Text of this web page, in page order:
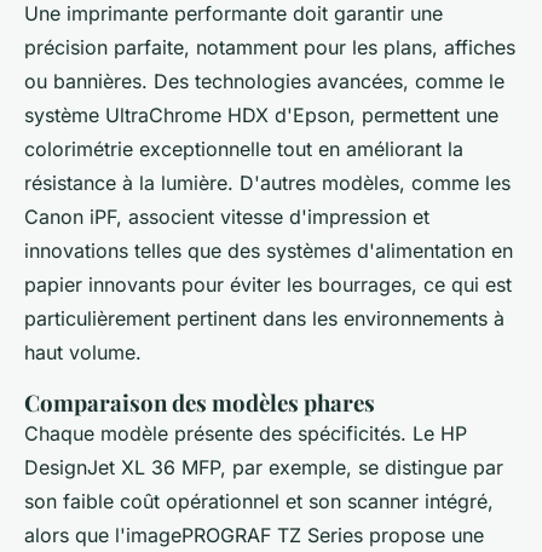
Une imprimante performante doit garantir une
précision parfaite, notamment pour les plans, affiches
ou bannières. Des technologies avancées, comme le
système UltraChrome HDX d'Epson, permettent une
colorimétrie exceptionnelle tout en améliorant la
résistance à la lumière. D'autres modèles, comme les
Canon iPF, associent vitesse d'impression et
innovations telles que des systèmes d'alimentation en
papier innovants pour éviter les bourrages, ce qui est
particulièrement pertinent dans les environnements à
haut volume.
Comparaison des modèles phares
Chaque modèle présente des spécificités. Le HP
DesignJet XL 36 MFP, par exemple, se distingue par
son faible coût opérationnel et son scanner intégré,
alors que l'imagePROGRAF TZ Series propose une